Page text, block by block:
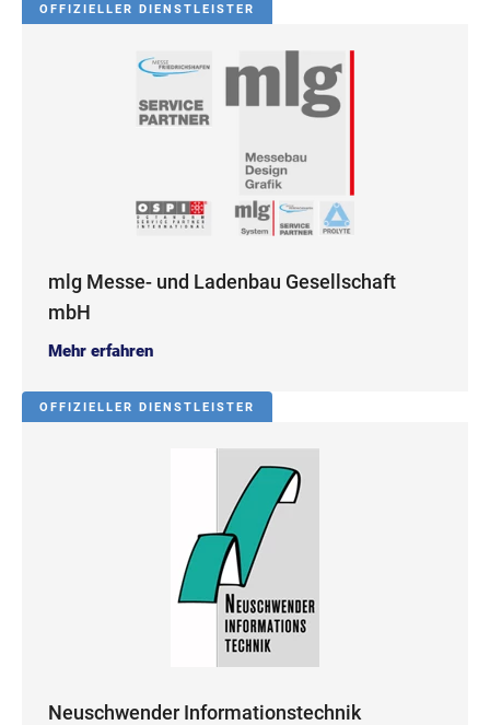
OFFIZIELLER DIENSTLEISTER
mlg Messe- und Ladenbau Gesellschaft
mbH
Mehr erfahren
OFFIZIELLER DIENSTLEISTER
Neuschwender Informationstechnik